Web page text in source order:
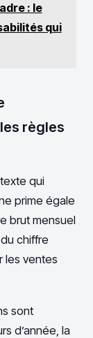
: le
qui
règles
qui
prime égale
brut mensuel
chiffre
les ventes
sont
d’année, la